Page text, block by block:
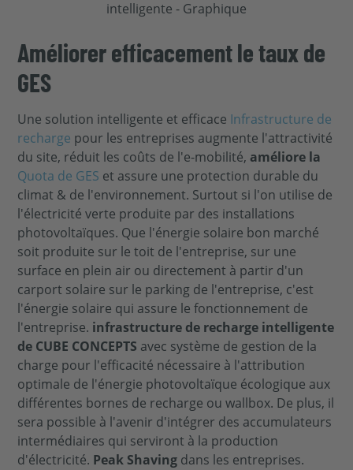
Améliorer efficacement le taux de
GES
Une solution intelligente et efficace Infrastructure de
recharge pour les entreprises augmente l'attractivité
du site, réduit les coûts de l'e-mobilité, améliore la
Quota de GES et assure une protection durable du
climat & de l'environnement. Surtout si l'on utilise de
l'électricité verte produite par des installations
photovoltaïques. Que l'énergie solaire bon marché
soit produite sur le toit de l'entreprise, sur une
surface en plein air ou directement à partir d'un
carport solaire sur le parking de l'entreprise, c'est
l'énergie solaire qui assure le fonctionnement de
l'entreprise. infrastructure de recharge intelligente
de CUBE CONCEPTS avec système de gestion de la
charge pour l'efficacité nécessaire à l'attribution
optimale de l'énergie photovoltaïque écologique aux
différentes bornes de recharge ou wallbox. De plus, il
sera possible à l'avenir d'intégrer des accumulateurs
intermédiaires qui serviront à la production
d'électricité. Peak Shaving dans les entreprises.